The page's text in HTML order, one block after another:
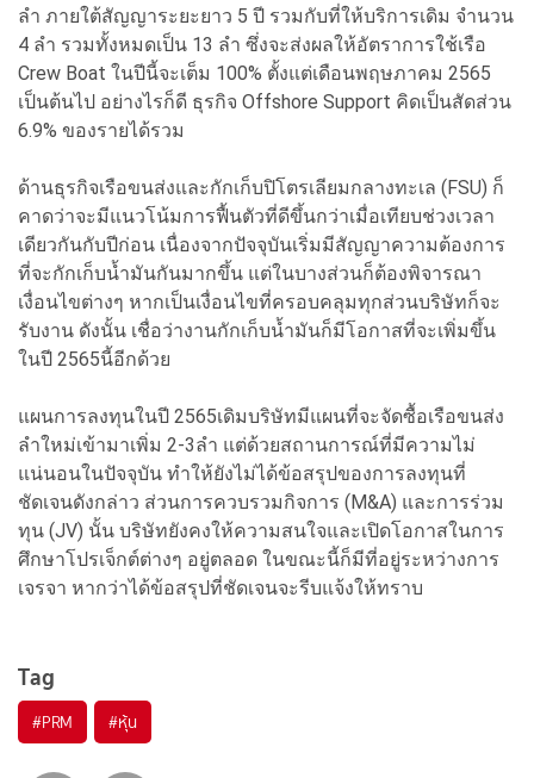
ลำ ภายใต้สัญญาระยะยาว 5 ปี รวมกับที่ให้บริการเดิม จำนวน
4 ลำ รวมทั้งหมดเป็น 13 ลำ ซึ่งจะส่งผลให้อัตราการใช้เรือ
Crew Boat ในปีนี้จะเต็ม 100% ตั้งแต่เดือนพฤษภาคม 2565
เป็นต้นไป อย่างไรก็ดี ธุรกิจ Offshore Support คิดเป็นสัดส่วน
6.9% ของรายได้รวม
ด้านธุรกิจเรือขนส่งและกักเก็บปิโตรเลียมกลางทะเล (FSU) ก็
คาดว่าจะมีแนวโน้มการฟื้นตัวที่ดีขึ้นกว่าเมื่อเทียบช่วงเวลา
เดียวกันกับปีก่อน เนื่องจากปัจจุบันเริ่มมีสัญญาความต้องการ
ที่จะกักเก็บน้ำมันกันมากขึ้น แต่ในบางส่วนก็ต้องพิจารณา
เงื่อนไขต่างๆ หากเป็นเงื่อนไขที่ครอบคลุมทุกส่วนบริษัทก็จะ
รับงาน ดังนั้น เชื่อว่างานกักเก็บน้ำมันก็มีโอกาสที่จะเพิ่มขึ้น
ในปี 2565นี้อีกด้วย
แผนการลงทุนในปี 2565เดิมบริษัทมีแผนที่จะจัดซื้อเรือขนส่ง
ลำใหม่เข้ามาเพิ่ม 2-3ลำ แต่ด้วยสถานการณ์ที่มีความไม่
แน่นอนในปัจจุบัน ทำให้ยังไม่ได้ข้อสรุปของการลงทุนที่
ชัดเจนดังกล่าว ส่วนการควบรวมกิจการ (M&A) และการร่วม
ทุน (JV) นั้น บริษัทยังคงให้ความสนใจและเปิดโอกาสในการ
ศึกษาโปรเจ็กต์ต่างๆ อยู่ตลอด ในขณะนี้ก็มีที่อยู่ระหว่างการ
เจรจา หากว่าได้ข้อสรุปที่ชัดเจนจะรีบแจ้งให้ทราบ
Tag
#PRM #หุ้น